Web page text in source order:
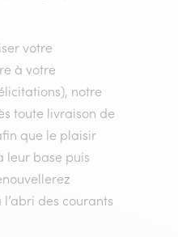
votre
à votre
notre
toute livraison de
que le plaisir
leur base puis
des courants